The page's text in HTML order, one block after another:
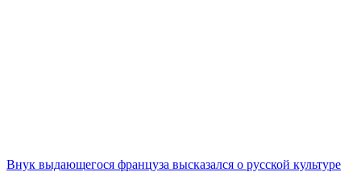
Внук выдающегося француза высказался о русской культуре